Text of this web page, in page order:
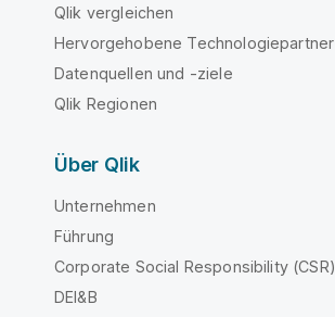
Qlik vergleichen
Hervorgehobene Technologiepartner
Datenquellen und -ziele
Qlik Regionen
Über Qlik
Unternehmen
Führung
Corporate Social Responsibility (CSR)
DEI&B